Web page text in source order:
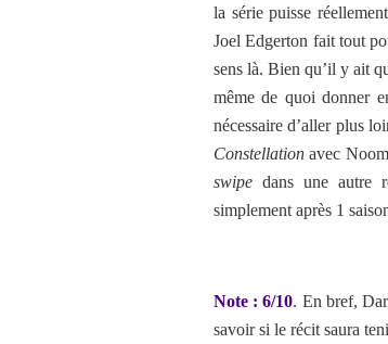
la série puisse
Joel Edgerton fait tout
sens là. Bien qu’il y ait
même de quoi donner
nécessaire d’aller plus
Constellation avec
swipe dans une autre
simplement après 1
Note : 6/10. En bref,
savoir si le récit saura